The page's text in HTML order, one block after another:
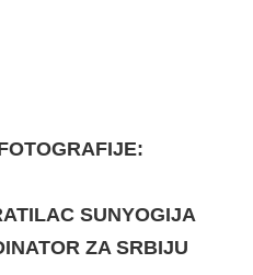
SUNYOGIJA
ZA SRBIJU